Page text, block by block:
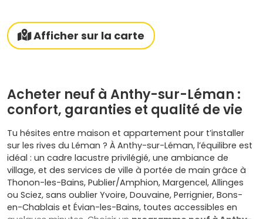
Afficher sur la carte
Acheter neuf à Anthy-sur-Léman :
confort, garanties et qualité de vie
Tu hésites entre maison et appartement pour t’installer
sur les rives du Léman ? À Anthy-sur-Léman, l’équilibre est
idéal : un cadre lacustre privilégié, une ambiance de
village, et des services de ville à portée de main grâce à
Thonon-les-Bains, Publier/Amphion, Margencel, Allinges
ou Sciez, sans oublier Yvoire, Douvaine, Perrignier, Bons-
en-Chablais et Évian-les-Bains, toutes accessibles en